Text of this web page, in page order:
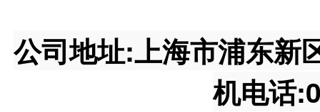
公司地址:上海市浦东新
机电话